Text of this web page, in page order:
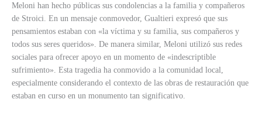
Meloni han hecho públicas sus condolencias a la familia y compañeros
de Stroici. En un mensaje conmovedor, Gualtieri expresó que sus
pensamientos estaban con «la víctima y su familia, sus compañeros y
todos sus seres queridos». De manera similar, Meloni utilizó sus redes
sociales para ofrecer apoyo en un momento de «indescriptible
sufrimiento». Esta tragedia ha conmovido a la comunidad local,
especialmente considerando el contexto de las obras de restauración que
estaban en curso en un monumento tan significativo.